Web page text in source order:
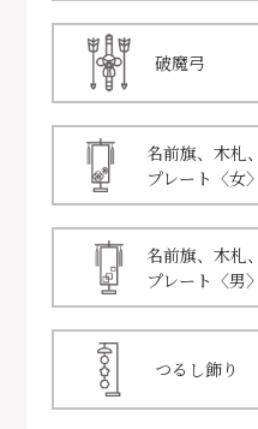
破魔弓
名前旗、木札、
プレート〈女〉
名前旗、木札、
プレート〈男〉
つるし飾り